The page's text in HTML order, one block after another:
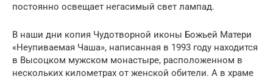
постоянно освещает негасимый свет лампад.
В наши дни копия Чудотворной иконы Божьей Матери
«Неупиваемая Чаша», написанная в 1993 году находится
в Высоцком мужском монастыре, расположенном в
нескольких километрах от женской обители. А в храме